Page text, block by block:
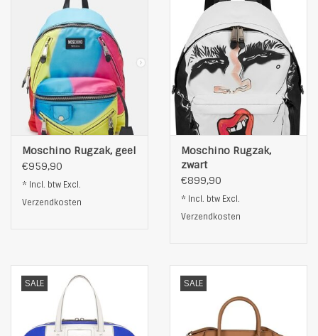
ruim hoofdvak met rits
100% katoen
Afmetingen: 38,5 x 42,5 x 14 cm
kleur: zwart/wit
Moschino Rugzak, geel
€959,90
* Incl. btw Excl.
Verzendkosten
Moschino Rugzak,
zwart
€899,90
* Incl. btw Excl.
Verzendkosten
SALE SALE